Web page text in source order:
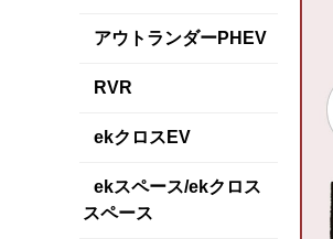
アウトランダーPHEV
RVR
ekクロスEV
ekスペース/ekクロス
スペース